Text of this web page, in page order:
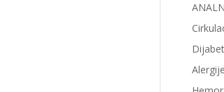
Alergije